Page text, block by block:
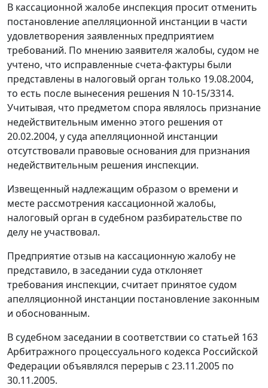
В кассационной жалобе инспекция просит отменить
постановление апелляционной инстанции в части
удовлетворения заявленных предприятием
требований. По мнению заявителя жалобы, судом не
учтено, что исправленные счета-фактуры были
представлены в налоговый орган только 19.08.2004,
то есть после вынесения решения N 10-15/3314.
Учитывая, что предметом спора являлось признание
недействительным именно этого решения от
20.02.2004, у суда апелляционной инстанции
отсутствовали правовые основания для признания
недействительным решения инспекции.
Извещенный надлежащим образом о времени и
месте рассмотрения кассационной жалобы,
налоговый орган в судебном разбирательстве по
делу не участвовал.
Предприятие отзыв на кассационную жалобу не
представило, в заседании суда отклоняет
требования инспекции, считает принятое судом
апелляционной инстанции постановление законным
и обоснованным.
В судебном заседании в соответствии со статьей 163
Арбитражного процессуального кодекса Российской
Федерации объявлялся перерыв с 23.11.2005 по
30.11.2005.